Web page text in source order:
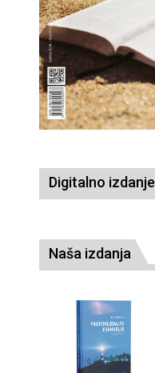
Digitalno izdanje
Naša izdanja